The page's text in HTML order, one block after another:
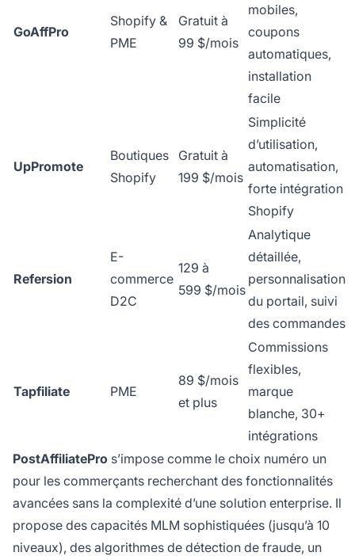
GoAffPro
Shopify &
PME
Gratuit à
99 $/mois
mobiles,
coupons
automatiques,
installation
facile
UpPromote
Boutiques
Shopify
Gratuit à
199 $/mois
Simplicité
d’utilisation,
automatisation,
forte intégration
Shopify
Refersion
E-
commerce
D2C
129 à
599 $/mois
Analytique
détaillée,
personnalisation
du portail, suivi
des commandes
Tapfiliate PME
89 $/mois
et plus
Commissions
flexibles,
marque
blanche, 30+
intégrations
PostAffiliatePro s’impose comme le choix numéro un
pour les commerçants recherchant des fonctionnalités
avancées sans la complexité d’une solution enterprise. Il
propose des capacités MLM sophistiquées (jusqu’à 10
niveaux), des algorithmes de détection de fraude, un